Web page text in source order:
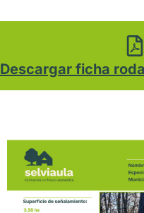
Descargar ficha